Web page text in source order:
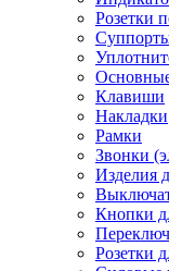
Розетки
Основные
Клавиши
Накладки
Рамки
Звонки
Изделия
Кнопки
Розетки